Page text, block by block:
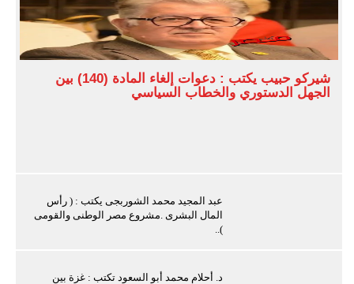
شيركو حبيب يكتب : دعوات إلغاء المادة (140) بين
الجهل الدستوري والخطاب السياسي
عبد المجيد محمد الشوربجى يكتب : ( رأس
المال البشرى .مشروع مصر الوطنى والقومى
)..
د. أحلام محمد أبو السعود تكتب : غزة بين